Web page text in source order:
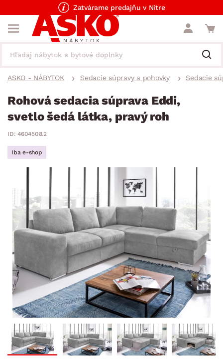
Zatvárame predajňu v Nitre
ASKO - NÁBYTOK Sedacie súpravy a pohovky Sedacie
Rohová sedacia súprava Eddi,
svetlo šedá látka, pravý roh
ID: 4604508.2
Iba e-shop